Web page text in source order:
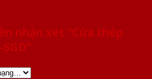
nhận xét “Cửa thép